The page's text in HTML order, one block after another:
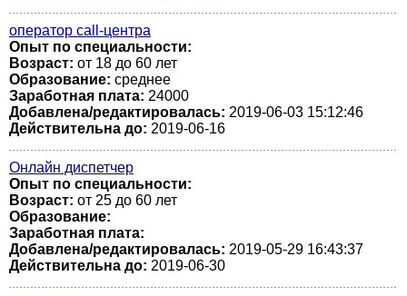
оператор call-центра
Опыт по специальности:
Возраст: от 18 до 60 лет
Образование: среднее
Заработная плата: 24000
Добавлена/редактировалась: 2019-06-03 15:12:46
Действительна до: 2019-06-16
Онлайн диспетчер
Опыт по специальности:
Возраст: от 25 до 60 лет
Образование:
Заработная плата:
Добавлена/редактировалась: 2019-05-29 16:43:37
Действительна до: 2019-06-30